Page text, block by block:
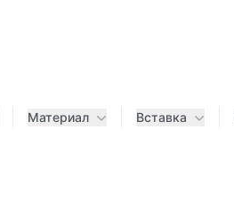
Материал Вставка